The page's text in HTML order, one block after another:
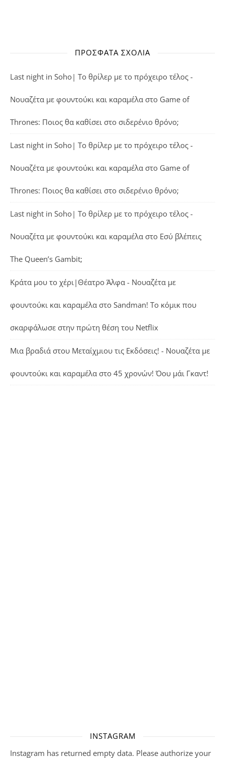
ΠΡΌΣΦΑΤΑ ΣΧΌΛΙΑ
Last night in Soho| Το θρίλερ με το πρόχειρο τέλος -
Νουαζέτα με φουντούκι και καραμέλα στο Game of
Thrones: Ποιος θα καθίσει στο σιδερένιο θρόνο;
Last night in Soho| Το θρίλερ με το πρόχειρο τέλος -
Νουαζέτα με φουντούκι και καραμέλα στο Game of
Thrones: Ποιος θα καθίσει στο σιδερένιο θρόνο;
Last night in Soho| Το θρίλερ με το πρόχειρο τέλος -
Νουαζέτα με φουντούκι και καραμέλα στο Εσύ βλέπεις
The Queen’s Gambit;
Κράτα μου το χέρι|Θέατρο Άλφα - Νουαζέτα με
φουντούκι και καραμέλα στο Sandman! Το κόμικ που
σκαρφάλωσε στην πρώτη θέση του Netflix
Μια βραδιά στου Μεταίχμιου τις Εκδόσεις! - Νουαζέτα με
φουντούκι και καραμέλα στο 45 χρονών! Όου μάι Γκαντ!
INSTAGRAM
Instagram has returned empty data. Please authorize your